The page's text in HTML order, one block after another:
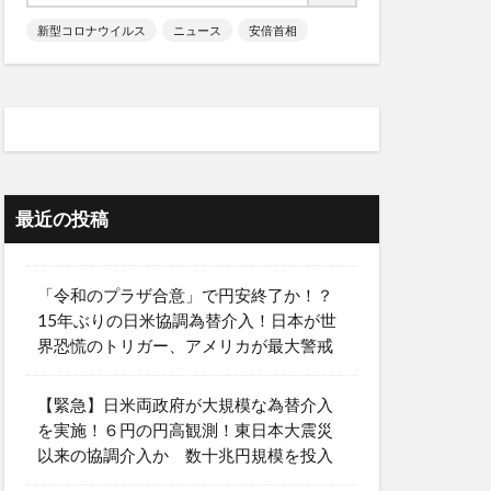
新型コロナウイルス ニュース 安倍首相
最近の投稿
「令和のプラザ合意」で円安終了か！？
15年ぶりの日米協調為替介入！日本が世
界恐慌のトリガー、アメリカが最大警戒
【緊急】日米両政府が大規模な為替介入
を実施！６円の円高観測！東日本大震災
以来の協調介入か 数十兆円規模を投入